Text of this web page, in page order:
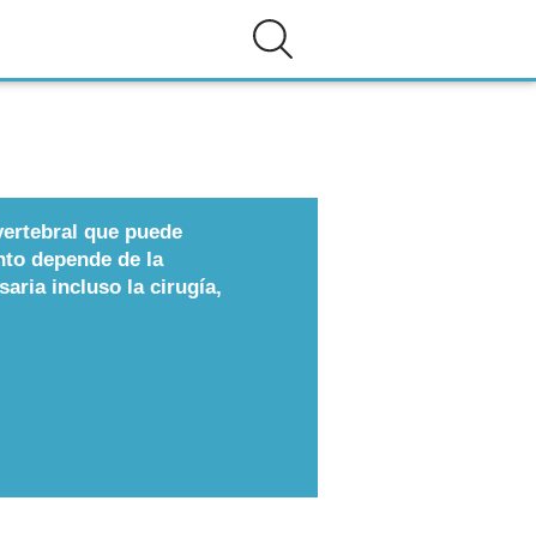
que puede
depende de la
incluso la cirugía,